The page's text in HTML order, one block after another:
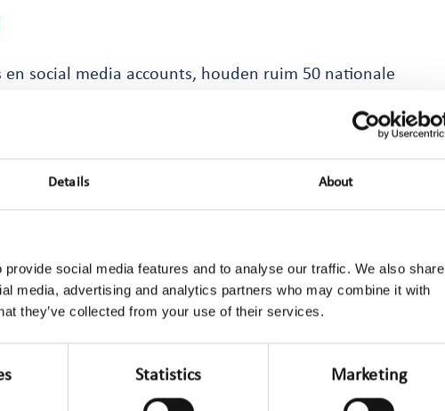
Details About
social media features and to analyse our traffic. We also share
media, advertising and analytics partners who may combine it with
they’ve collected from your use of their services.
Statistics Marketing
social media accounts, houden ruim 50 nationale
het gehele aanbod van kranten, tijdschriften en
informatie